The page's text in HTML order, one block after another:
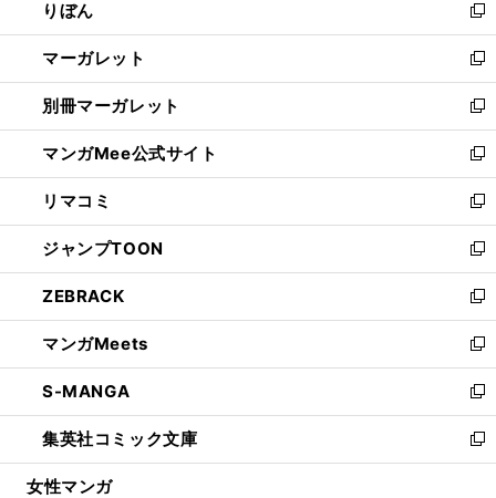
く
で
開
く
ド
ウ
で
開
く
ィ
ン
ド
ウ
で
開
く
りぼん
新
し
い
ウ
ィ
ン
ド
ウ
で
開
く
マーガレット
新
し
い
ウ
ィ
ン
ド
ウ
で
開
く
別冊マーガレット
新
し
い
ウ
ィ
ン
ド
ウ
で
開
く
マンガMee公式サイト
新
し
い
ウ
ィ
ン
ド
ウ
で
開
く
リマコミ
新
し
い
ウ
ィ
ン
ド
ウ
で
開
く
ジャンプTOON
新
し
い
ウ
ィ
ン
ド
ウ
で
開
ZEBRACK
新
し
い
ウ
ィ
ン
ド
ウ
マンガMeets
新
し
い
ウ
ィ
ン
S-MANGA
新
し
い
ウ
集英社コミック文庫
新
し
女性マンガ